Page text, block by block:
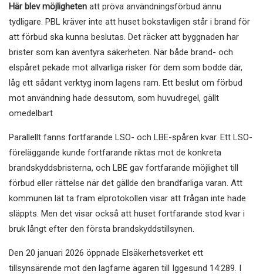
Här blev möjligheten att pröva användningsförbud ännu
tydligare. PBL kräver inte att huset bokstavligen står i brand för
att förbud ska kunna beslutas. Det räcker att byggnaden har
brister som kan äventyra säkerheten. När både brand- och
elspåret pekade mot allvarliga risker för dem som bodde där,
låg ett sådant verktyg inom lagens ram. Ett beslut om förbud
mot användning hade dessutom, som huvudregel, gällt
omedelbart
Parallellt fanns fortfarande LSO- och LBE-spåren kvar. Ett LSO-
föreläggande kunde fortfarande riktas mot de konkreta
brandskyddsbristerna, och LBE gav fortfarande möjlighet till
förbud eller rättelse när det gällde den brandfarliga varan. Att
kommunen lät ta fram elprotokollen visar att frågan inte hade
släppts. Men det visar också att huset fortfarande stod kvar i
bruk långt efter den första brandskyddstillsynen.
Den 20 januari 2026 öppnade Elsäkerhetsverket ett
tillsynsärende mot den lagfarne ägaren till Iggesund 14:289. I